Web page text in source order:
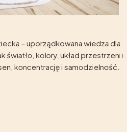
– uporządkowana wiedza dla
światło, kolory, układ przestrzeni i
koncentrację i samodzielność.